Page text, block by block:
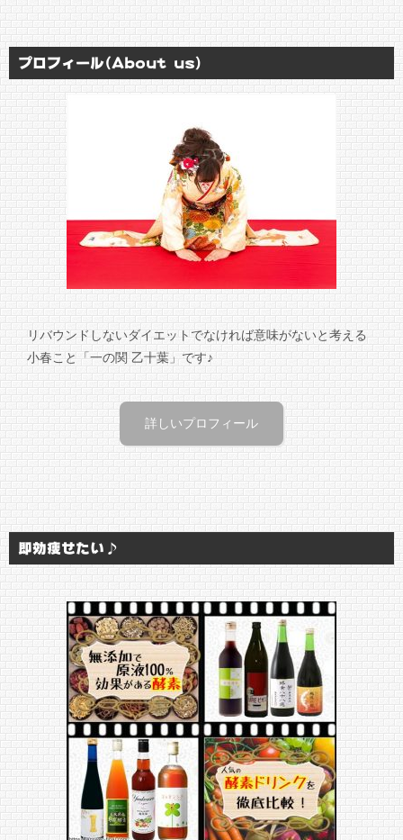
プロフィール(About us)
リバウンドしないダイエットでなければ意味がないと考える
小春こと「一の関 乙十葉」です♪
詳しいプロフィール
即効痩せたい♪